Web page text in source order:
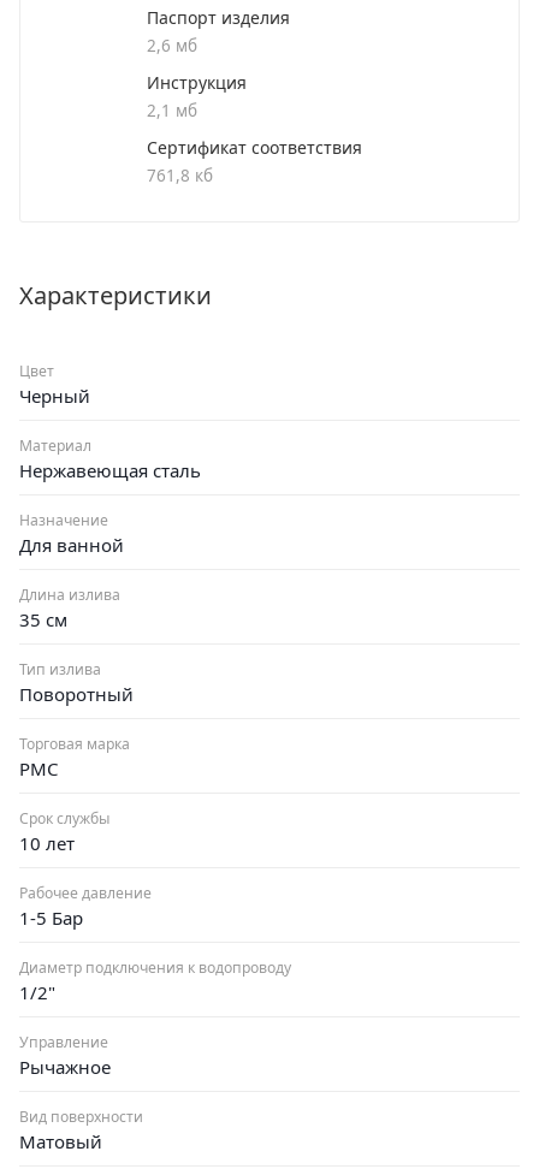
Паспорт изделия
2,6 мб
Инструкция
2,1 мб
Сертификат соответствия
761,8 кб
Характеристики
Цвет
Черный
Материал
Нержавеющая сталь
Назначение
Для ванной
Длина излива
35 см
Тип излива
Поворотный
Торговая марка
РМС
Срок службы
10 лет
Рабочее давление
1-5 Бар
Диаметр подключения к водопроводу
1/2"
Управление
Рычажное
Вид поверхности
Матовый